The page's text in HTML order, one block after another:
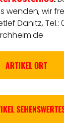
wenden, wir
Danitz, Tel.:
ARTIKEL ORT